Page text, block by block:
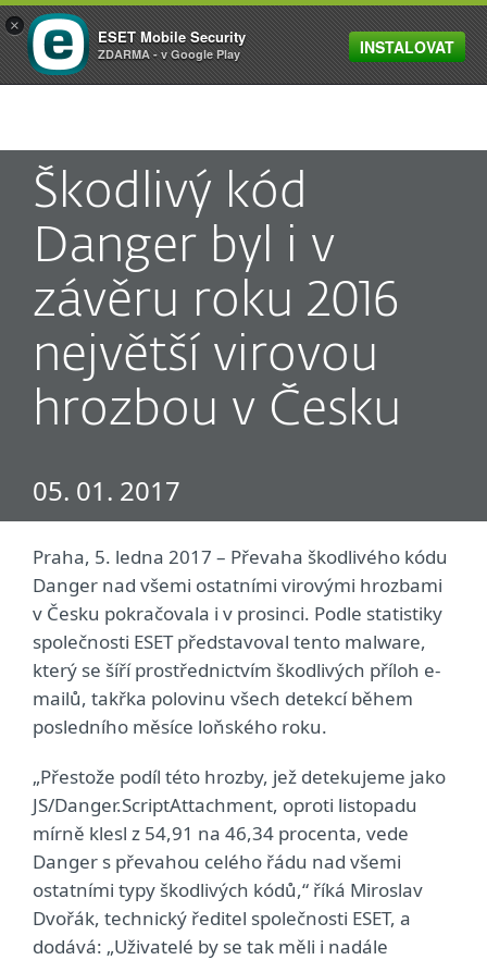
MENU
Škodlivý kód
Danger byl i v
závěru roku 2016
největší virovou
hrozbou v Česku
05. 01. 2017
Praha, 5. ledna 2017 – Převaha škodlivého kódu
Danger nad všemi ostatními virovými hrozbami
v Česku pokračovala i v prosinci. Podle statistiky
společnosti ESET představoval tento malware,
který se šíří prostřednictvím škodlivých příloh e-
mailů, takřka polovinu všech detekcí během
posledního měsíce loňského roku.
„Přestože podíl této hrozby, jež detekujeme jako
JS/Danger.ScriptAttachment, oproti listopadu
mírně klesl z 54,91 na 46,34 procenta, vede
Danger s převahou celého řádu nad všemi
ostatními typy škodlivých kódů,“ říká Miroslav
Dvořák, technický ředitel společnosti ESET, a
dodává: „Uživatelé by se tak měli i nadále
×
ESET Mobile Security
ZDARMA - v Google Play INSTALOVAT